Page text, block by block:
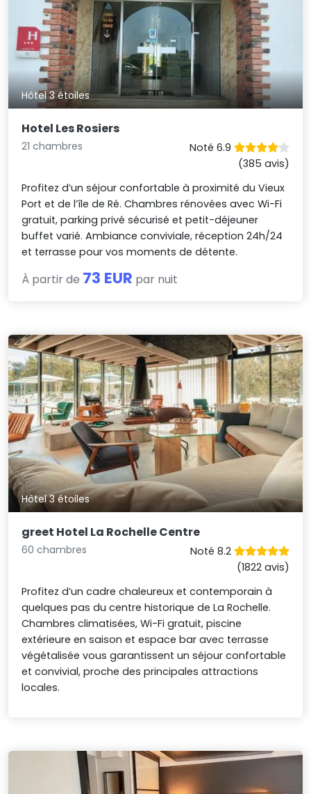
Hôtel 3 étoiles
Hotel Les Rosiers
21 chambres
Noté 6.9
(385 avis)
Profitez d’un séjour confortable à proximité du Vieux
Port et de l’île de Ré. Chambres rénovées avec Wi-Fi
gratuit, parking privé sécurisé et petit-déjeuner
buffet varié. Ambiance conviviale, réception 24h/24
et terrasse pour vos moments de détente.
À partir de 73 EUR par nuit
Hôtel 3 étoiles
greet Hotel La Rochelle Centre
60 chambres
Noté 8.2
(1822 avis)
Profitez d’un cadre chaleureux et contemporain à
quelques pas du centre historique de La Rochelle.
Chambres climatisées, Wi-Fi gratuit, piscine
extérieure en saison et espace bar avec terrasse
végétalisée vous garantissent un séjour confortable
et convivial, proche des principales attractions
locales.